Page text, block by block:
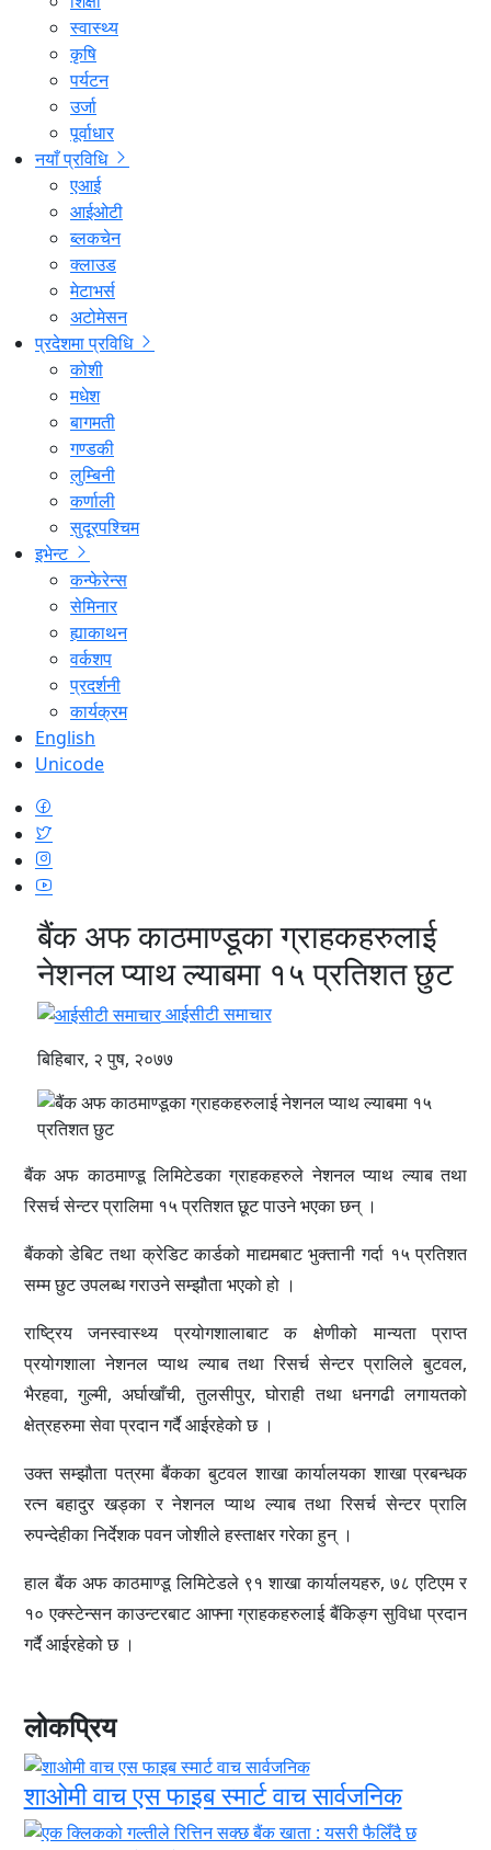
स्वास्थ्य
कृषि
पर्यटन
उर्जा
पूर्वाधार
नयाँ प्रविधि
एआई
आईओटी
ब्लकचेन
क्लाउड
मेटाभर्स
अटोमेसन
प्रदेशमा प्रविधि
कोशी
मधेश
बागमती
गण्डकी
लुम्बिनी
कर्णाली
सुदूरपश्चिम
इभेन्ट
कन्फेरेन्स
सेमिनार
ह्याकाथन
वर्कशप
प्रदर्शनी
कार्यक्रम
English
Unicode
बैंक अफ काठमाण्डूका ग्राहकहरुलाई
नेशनल प्याथ ल्याबमा १५ प्रतिशत छुट
आईसीटी समाचार
बिहिबार, २ पुष, २०७७
बैंक अफ काठमाण्डू लिमिटेडका ग्राहकहरुले नेशनल प्याथ ल्याब तथा
रिसर्च सेन्टर प्रालिमा १५ प्रतिशत छूट पाउने भएका छन् ।
बैंकको डेबिट तथा क्रेडिट कार्डको माद्यमबाट भुक्तानी गर्दा १५ प्रतिशत
सम्म छुट उपलब्ध गराउने सम्झौता भएको हो ।
राष्ट्रिय जनस्वास्थ्य प्रयोगशालाबाट क क्षेणीको मान्यता प्राप्त
प्रयोगशाला नेशनल प्याथ ल्याब तथा रिसर्च सेन्टर प्रालिले बुटवल,
भैरहवा, गुल्मी, अर्घाखाँची, तुलसीपुर, घोराही तथा धनगढी लगायतको
क्षेत्रहरुमा सेवा प्रदान गर्दै आईरहेको छ ।
उक्त सम्झौता पत्रमा बैंकका बुटवल शाखा कार्यालयका शाखा प्रबन्धक
रत्न बहादुर खड्का र नेशनल प्याथ ल्याब तथा रिसर्च सेन्टर प्रालि
रुपन्देहीका निर्देशक पवन जोशीले हस्ताक्षर गरेका हुन् ।
हाल बैंक अफ काठमाण्डू लिमिटेडले ९१ शाखा कार्यालयहरु, ७८ एटिएम र
१० एक्स्टेन्सन काउन्टरबाट आफ्ना ग्राहकहरुलाई बैंकिङ्ग सुविधा प्रदान
गर्दै आईरहेको छ ।
लोकप्रिय
शाओमी वाच एस फाइब स्मार्ट वाच सार्वजनिक